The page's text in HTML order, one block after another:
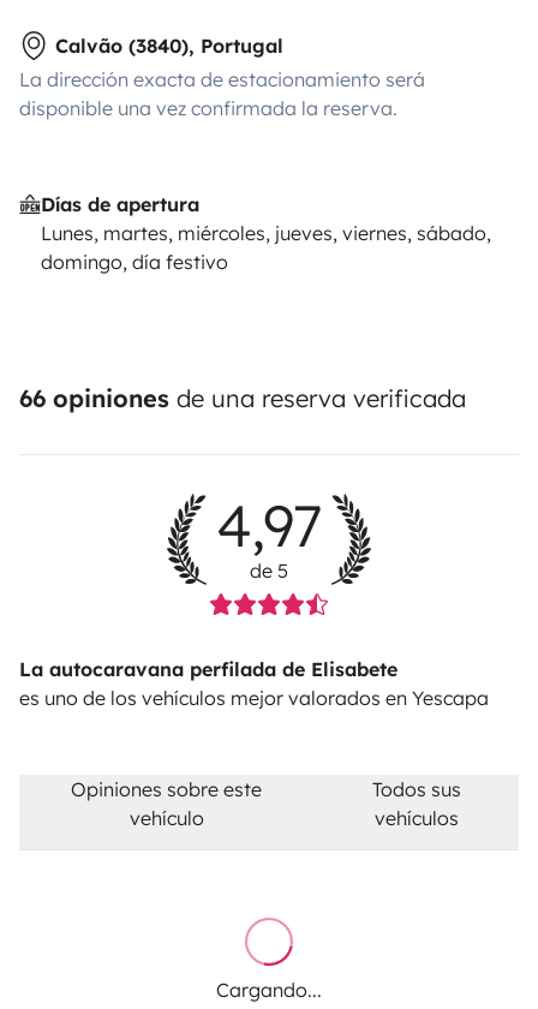
Calvão (3840), Portugal
La dirección exacta de estacionamiento será
disponible una vez confirmada la reserva.
Días de apertura
Lunes, martes, miércoles, jueves, viernes, sábado,
domingo, día festivo
66 opiniones de una reserva verificada
4,97
de 5
La autocaravana perfilada de Elisabete
es uno de los vehículos mejor valorados en Yescapa
Opiniones sobre este
vehículo
Todos sus
vehículos
Cargando...